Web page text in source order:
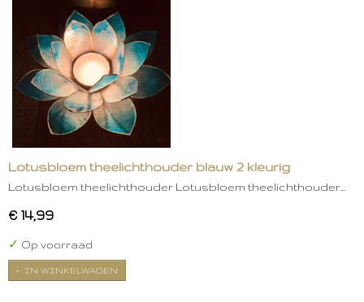
Lotusbloem theelichthouder blauw 2 kleurig
Lotusbloem theelichthouder Lotusbloem theelichthouder…
€ 14,99
✓ Op voorraad
IN WINKELWAGEN